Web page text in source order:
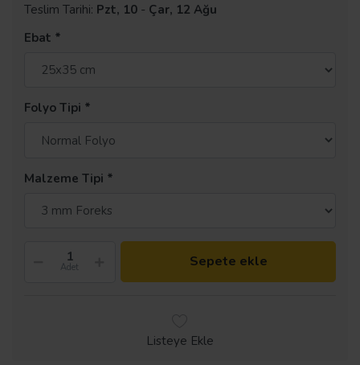
Teslim Tarihi: Pzt, 10 - Çar, 12 Ağu
Ebat
Folyo Tipi
Malzeme Tipi
Adet Sepete ekle
Listeye Ekle